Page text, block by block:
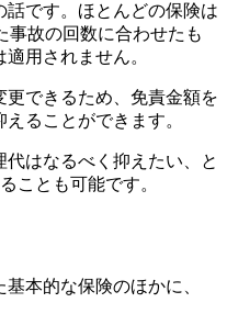
です。ほとんどの保険は
事故の回数に合わせたも
用されません。
できるため、免責金額を
ることができます。
はなるべく抑えたい、と
ことも可能です。
本的な保険のほかに、